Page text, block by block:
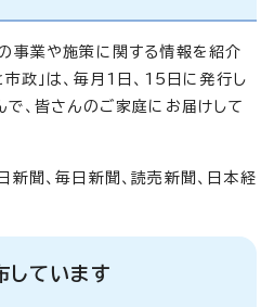
事業や施策に関する情報を紹介
政」は、毎月1日、15日に発行し
で、皆さんのご家庭にお届けして
聞、毎日新聞、読売新聞、日本経
しています